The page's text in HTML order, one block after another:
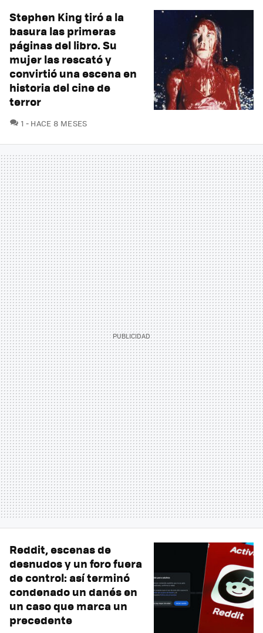
Stephen King tiró a la
basura las primeras
páginas del libro. Su
mujer las rescató y
convirtió una escena en
historia del cine de
terror
1 COMENTARIOS
HACE 8 MESES
Reddit, escenas de
desnudos y un foro fuera
de control: así terminó
condenado un danés en
un caso que marca un
precedente